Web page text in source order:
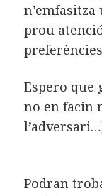
prou
Espero que
no en facin
Podran